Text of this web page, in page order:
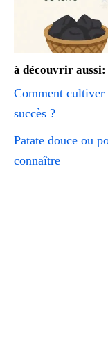
à découvrir aussi:
Comment cultiver
succès ?
Patate douce ou
connaître